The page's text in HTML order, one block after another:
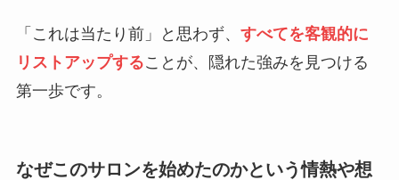
「これは当たり前」と思わず、 すべてを客観的に
リストアップすることが、隠れた強みを見つける
第一歩です。
なぜこのサロンを始めたのかという情熱や想